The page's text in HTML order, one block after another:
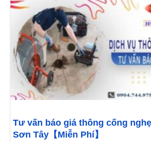
Tư vấn báo giá thông cống
Sơn Tây【Miễn Phí】